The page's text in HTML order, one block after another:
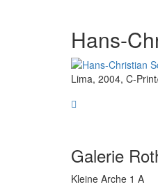
Hans-
Lima, 2004, C-
Galerie
Kleine Arche 1 A